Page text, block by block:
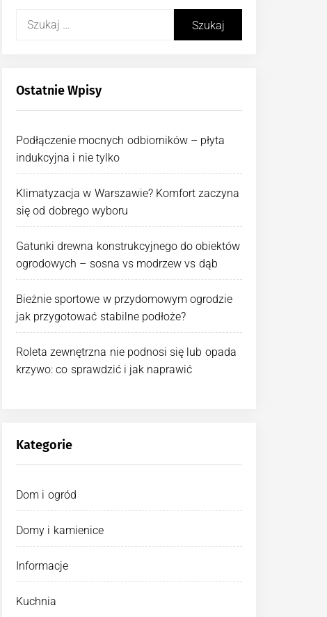
Ostatnie Wpisy
Podłączenie mocnych odbiorników – płyta
indukcyjna i nie tylko
Klimatyzacja w Warszawie? Komfort zaczyna
się od dobrego wyboru
Gatunki drewna konstrukcyjnego do obiektów
ogrodowych – sosna vs modrzew vs dąb
Bieżnie sportowe w przydomowym ogrodzie
jak przygotować stabilne podłoże?
Roleta zewnętrzna nie podnosi się lub opada
krzywo: co sprawdzić i jak naprawić
Kategorie
Dom i ogród
Domy i kamienice
Informacje
Kuchnia